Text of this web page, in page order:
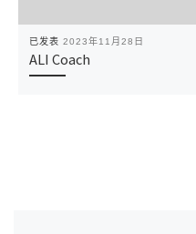
已发表 2023年11月28日
ALI Coach